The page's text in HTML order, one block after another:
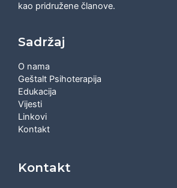
kao pridružene članove.
Sadržaj
O nama
Geštalt Psihoterapija
Edukacija
Vijesti
Linkovi
Kontakt
Kontakt